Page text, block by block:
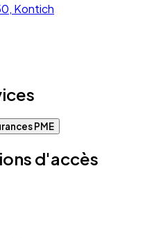
Kontich
PME
d'accès